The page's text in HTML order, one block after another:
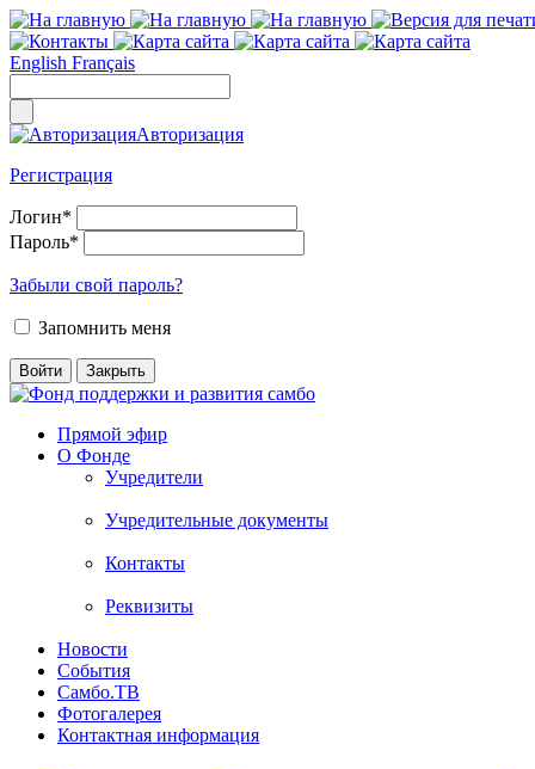
English Français
Авторизация
Регистрация
Логин*
Пароль*
Забыли свой пароль?
Запомнить меня
Прямой эфир
О Фонде
Учредители
Учредительные документы
Контакты
Реквизиты
Новости
События
Самбо.ТВ
Фотогалерея
Контактная информация